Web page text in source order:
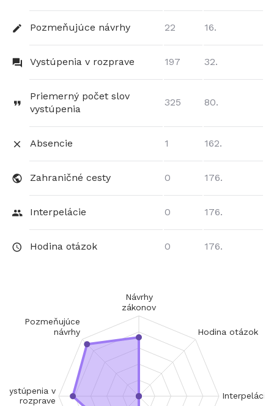
Pozmeňujúce návrhy 22 16.
Vystúpenia v rozprave 197 32.
Priemerný počet slov
vystúpenia
325 80.
Absencie 1 162.
Zahraničné cesty 0 176.
Interpelácie 0 176.
Hodina otázok 0 176.